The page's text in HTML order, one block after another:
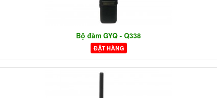
Bộ đàm GYQ - Q338
ĐẶT HÀNG